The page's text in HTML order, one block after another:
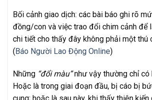
Bối cảnh giao dịch: các bài báo ghi rõ
đồng/con và việc trao đổi chim cảnh để
chi tiết cho thấy đây không phải một thú
(Báo Người Lao Động Online)
Những “đổi màu”như vậy thường chỉ có
Hoặc là trong giai đoạn đầu, bị cáo bị
cung; hoặc là sau này, khi thấy thiên